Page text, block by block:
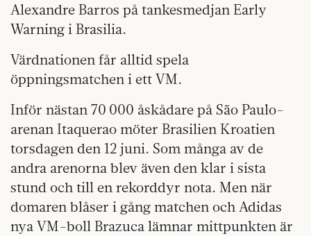
Alexandre Barros på tankesmedjan Early
Warning i Brasilia.
Värdnationen får alltid spela
öppningsmatchen i ett VM.
Inför nästan 70 000 åskådare på São Paulo-
arenan Itaquerao möter Brasilien Kroatien
torsdagen den 12 juni. Som många av de
andra arenorna blev även den klar i sista
stund och till en rekorddyr nota. Men när
domaren blåser i gång matchen och Adidas
nya VM-boll Brazuca lämnar mittpunkten är